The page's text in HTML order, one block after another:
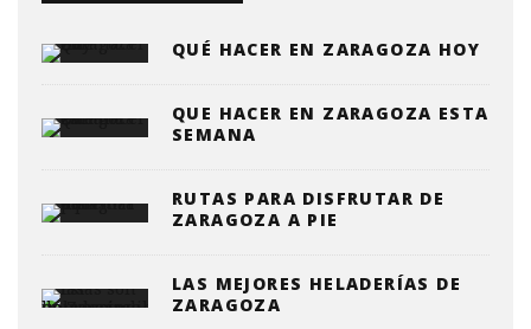
QUÉ HACER EN ZARAGOZA HOY
QUE HACER EN ZARAGOZA ESTA
SEMANA
RUTAS PARA DISFRUTAR DE
ZARAGOZA A PIE
LAS MEJORES HELADERÍAS DE
ZARAGOZA